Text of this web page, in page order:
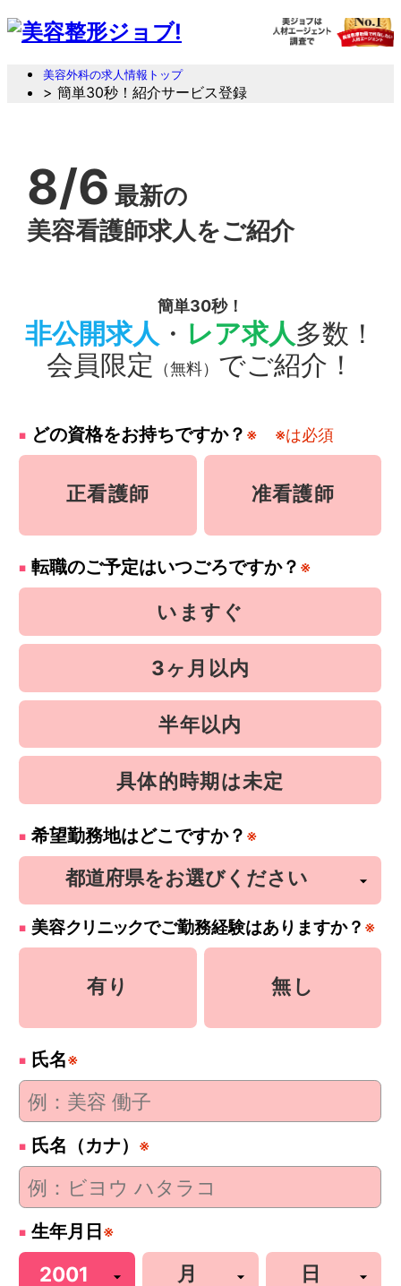
美容外科の求人情報トップ
> 簡単30秒！紹介サービス登録
8/6 最新の
美容看護師求人をご紹介
簡単30秒！
非公開求人 ・ レア求人多数！
会員限定
（無料） でご紹介！
どの資格をお持ちですか？ ※ ※は必須
正看護師 准看護師
転職のご予定はいつごろですか？ ※
いますぐ
3ヶ月以内
半年以内
具体的時期は未定
希望勤務地はどこですか？ ※
美容クリニックでご勤務経験はありますか？ ※
有り 無し
氏名※
氏名（カナ） ※
生年月日 ※